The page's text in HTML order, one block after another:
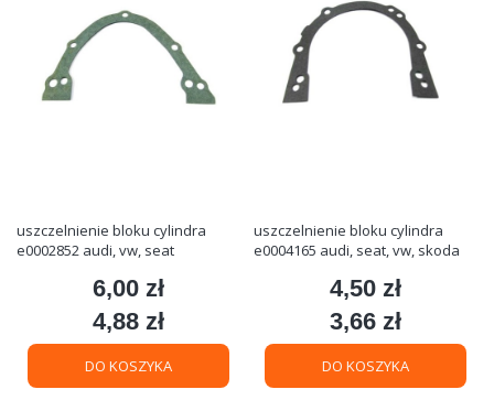
uszczelnienie bloku cylindra
e0002852 audi, vw, seat
Cena
6,00 zł
Cena
4,88 zł
DO KOSZYKA
uszczelnienie bloku cylindra
e0004165 audi, seat, vw, skoda
Cena
4,50 zł
Cena
3,66 zł
DO KOSZYKA